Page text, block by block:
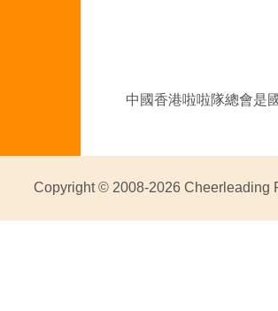
中國香港啦啦隊總會是
Copyright © 2008-2026 Cheerleading